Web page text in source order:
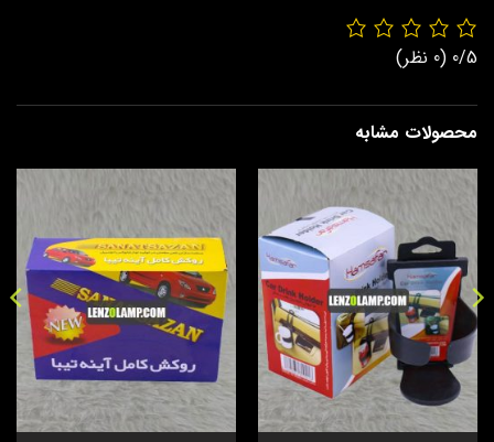
0/5 (0 نظر)
محصولات مشابه